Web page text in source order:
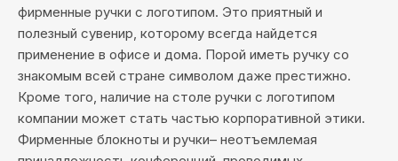
фирменные ручки с логотипом. Это приятный и
полезный сувенир, которому всегда найдется
применение в офисе и дома. Порой иметь ручку со
знакомым всей стране символом даже престижно.
Кроме того, наличие на столе ручки с логотипом
компании может стать частью корпоративной этики.
Фирменные блокноты и ручки– неотъемлемая